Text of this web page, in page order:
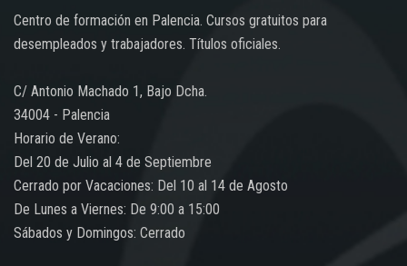
Centro de formación en Palencia. Cursos gratuitos para
desempleados y trabajadores. Títulos oficiales.
C/ Antonio Machado 1, Bajo Dcha.
34004 - Palencia
Horario de Verano:
Del 20 de Julio al 4 de Septiembre
Cerrado por Vacaciones: Del 10 al 14 de Agosto
De Lunes a Viernes: De 9:00 a 15:00
Sábados y Domingos: Cerrado